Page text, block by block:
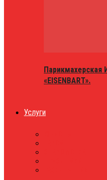
Парикмахерская
«EISENBART».
Услуги